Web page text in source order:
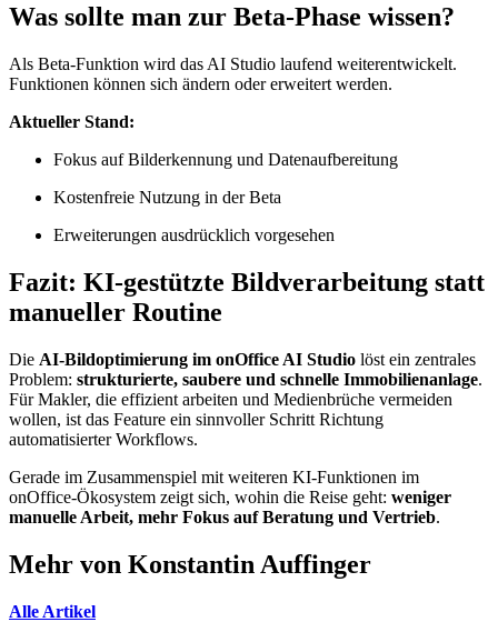
Was sollte man zur Beta-Phase wissen?
Als Beta-Funktion wird das AI Studio laufend weiterentwickelt.
Funktionen können sich ändern oder erweitert werden.
Aktueller Stand:
Fokus auf Bilderkennung und Datenaufbereitung
Kostenfreie Nutzung in der Beta
Erweiterungen ausdrücklich vorgesehen
Fazit: KI-gestützte Bildverarbeitung statt
manueller Routine
Die AI-Bildoptimierung im onOffice AI Studio löst ein zentrales
Problem: strukturierte, saubere und schnelle Immobilienanlage.
Für Makler, die effizient arbeiten und Medienbrüche vermeiden
wollen, ist das Feature ein sinnvoller Schritt Richtung
automatisierter Workflows.
Gerade im Zusammenspiel mit weiteren KI-Funktionen im
onOffice-Ökosystem zeigt sich, wohin die Reise geht: weniger
manuelle Arbeit, mehr Fokus auf Beratung und Vertrieb.
Mehr von Konstantin Auffinger
Alle Artikel